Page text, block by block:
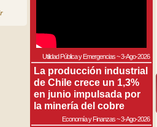
Utilidad Pública y Emergencias~3-Ago-2026
La producción industrial
de Chile crece un 1,3%
en junio impulsada por
la minería del cobre
Economía y Finanzas~3-Ago-2026